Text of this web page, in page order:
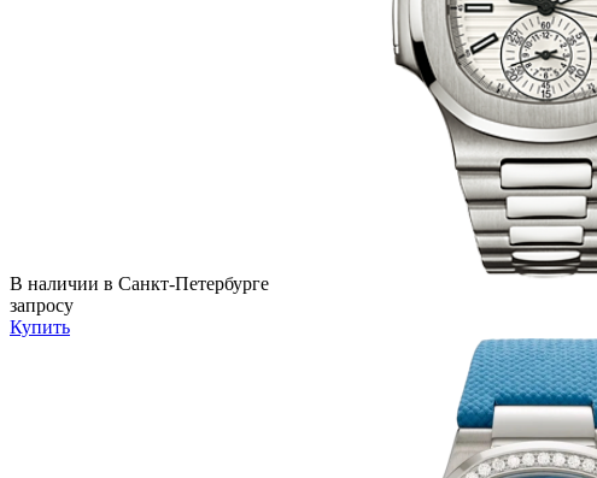
В наличии в Санкт-Петербурге
запросу
Купить